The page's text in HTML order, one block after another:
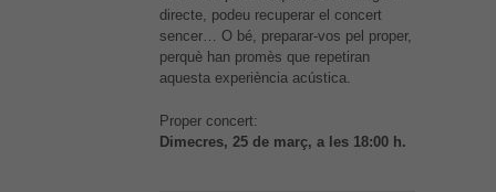
directe, podeu recuperar el concert
sencer… O bé, preparar-vos pel proper,
perquè han promès que repetiran
aquesta experiència acústica.
Proper concert:
Dimecres, 25 de març, a les 18:00 h.
És possible que la vostra
aquest contingut. El més probable
és que tinguis l'experiència